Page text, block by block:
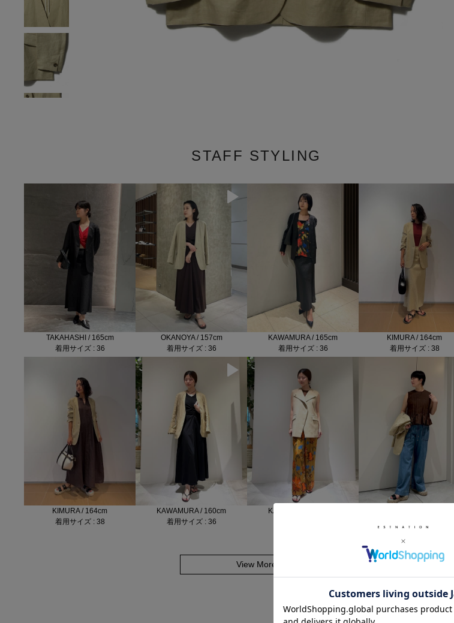
STAFF STYLING
TAKAHASHI / 165cm
着用サイズ : 36
OKANOYA / 157cm
着用サイズ : 36
KAWAMURA / 165cm
着用サイズ : 36
KIMURA / 164cm
着用サイズ : 38
KIMURA / 164cm
着用サイズ : 38
KAWAMURA / 160cm
着用サイズ : 36
KAWAMURA / 160cm
View More